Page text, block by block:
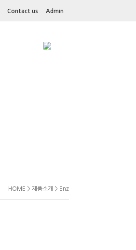
Contact us Admin
HOME > 제품소개 > Enz